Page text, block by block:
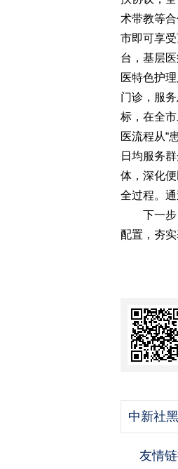
术带教等
市即可享
台，基层
医特色护
门诊，服
标，在全
医流程从“
日均服务
体，深化
全过程。
下一步，
配置，夯
中新社
友情